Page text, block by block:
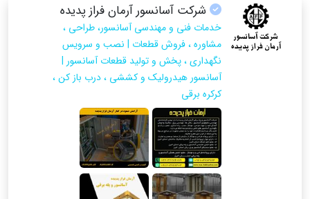
شرکت آسانسور آرمان فراز پدیده
خدمات فنی و مهندسی آسانسور، طراحی ،
مشاوره ، فروش قطعات | نصب و سرویس
نگهداری ، پخش و تولید قطعات آسانسور |
آسانسور هیدرولیک و کششی ، درب باز کن ،
کرکره برقی